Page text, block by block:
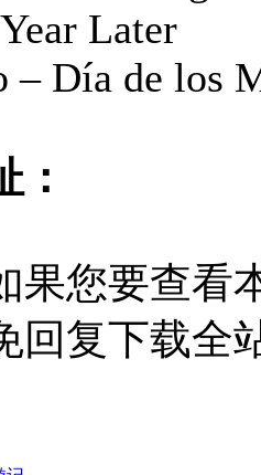
Later
– Día de los
：
果您要查看
回复下载全